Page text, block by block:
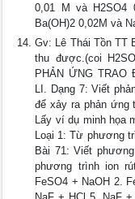
0,01 M và H2SO4
Ba(OH)2 0,02M và
Gv: Lê Thái Tồn TT
thu được.(coi
PHẢN ỨNG TRAO
LI. Dạng 7: Viết
để xảy ra phản ứng
Lấy ví dụ minh họa
Loại 1: Từ phương
Bài 71: Viết
phương trình ion
FeSO4 + NaOH 2.